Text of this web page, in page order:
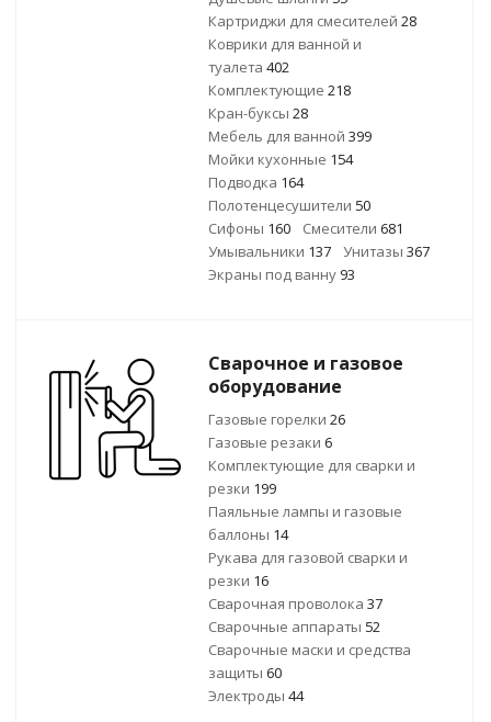
Картриджи для смесителей 28
Коврики для ванной и
туалета 402
Комплектующие 218
Кран-буксы 28
Мебель для ванной 399
Мойки кухонные 154
Подводка 164
Полотенцесушители 50
Сифоны 160 Смесители 681
Умывальники 137 Унитазы 367
Экраны под ванну 93
Сварочное и газовое
оборудование
Газовые горелки 26
Газовые резаки 6
Комплектующие для сварки и
резки 199
Паяльные лампы и газовые
баллоны 14
Рукава для газовой сварки и
резки 16
Сварочная проволока 37
Сварочные аппараты 52
Сварочные маски и средства
защиты 60
Электроды 44